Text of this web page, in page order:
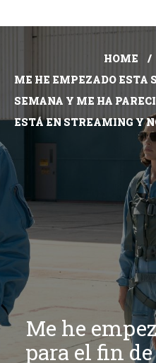
HOME
ME HE EMPEZADO ESTA
SEMANA Y ME HA
ESTÁ EN STREAMING Y
Me he
para el fin